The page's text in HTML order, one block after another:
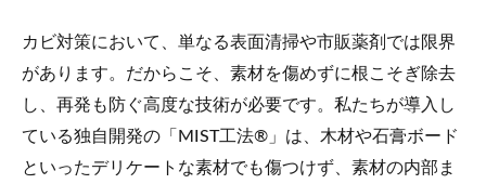
カビ対策において、単なる表面清掃や市販薬剤では限界
があります。だからこそ、素材を傷めずに根こそぎ除去
し、再発も防ぐ高度な技術が必要です。私たちが導入し
ている独自開発の「MIST工法®」は、木材や石膏ボード
といったデリケートな素材でも傷つけず、素材の内部ま